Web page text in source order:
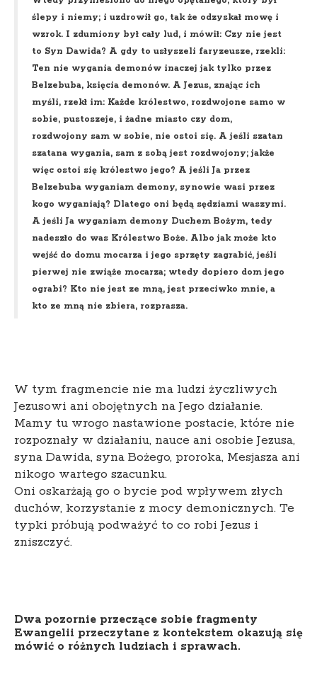
ślepy i niemy; i uzdrowił go, tak że odzyskał mowę i
wzrok. I zdumiony był cały lud, i mówił: Czy nie jest
to Syn Dawida? A gdy to usłyszeli faryzeusze, rzekli:
Ten nie wygania demonów inaczej jak tylko przez
Belzebuba, księcia demonów. A Jezus, znając ich
myśli, rzekł im: Każde królestwo, rozdwojone samo w
sobie, pustoszeje, i żadne miasto czy dom,
rozdwojony sam w sobie, nie ostoi się. A jeśli szatan
szatana wygania, sam z sobą jest rozdwojony; jakże
więc ostoi się królestwo jego? A jeśli Ja przez
Belzebuba wyganiam demony, synowie wasi przez
kogo wyganiają? Dlatego oni będą sędziami waszymi.
A jeśli Ja wyganiam demony Duchem Bożym, tedy
nadeszło do was Królestwo Boże. Albo jak może kto
wejść do domu mocarza i jego sprzęty zagrabić, jeśli
pierwej nie zwiąże mocarza; wtedy dopiero dom jego
ograbi? Kto nie jest ze mną, jest przeciwko mnie, a
kto ze mną nie zbiera, rozprasza.
W tym fragmencie nie ma ludzi życzliwych
Jezusowi ani obojętnych na Jego działanie.
Mamy tu wrogo nastawione postacie, które nie
rozpoznały w działaniu, nauce ani osobie Jezusa,
syna Dawida, syna Bożego, proroka, Mesjasza ani
nikogo wartego szacunku.
Oni oskarżają go o bycie pod wpływem złych
duchów, korzystanie z mocy demonicznych. Te
typki próbują podważyć to co robi Jezus i
zniszczyć.
Dwa pozornie przeczące sobie fragmenty
Ewangelii przeczytane z kontekstem okazują się
mówić o różnych ludziach i sprawach.